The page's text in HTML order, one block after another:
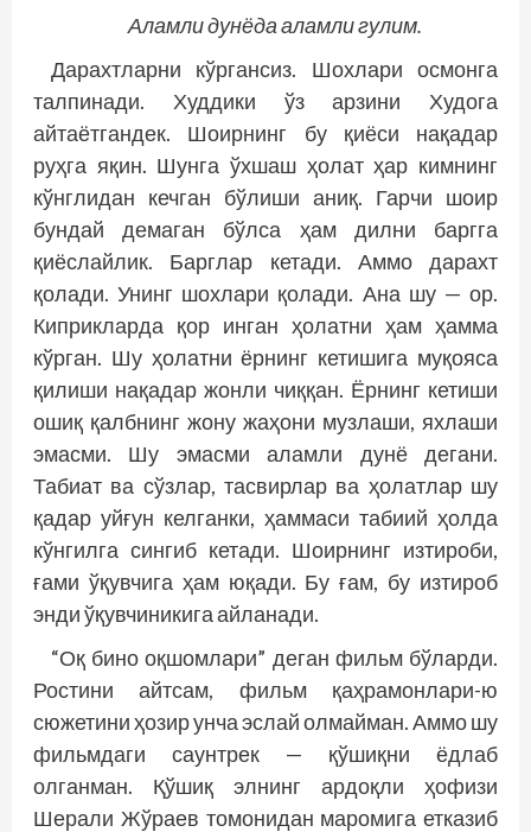
Аламли дунёда аламли гулим.
Дарахтларни кўргансиз. Шохлари осмонга
талпинади. Худдики ўз арзини Худога
айтаётгандек. Шоирнинг бу қиёси нақадар
руҳга яқин. Шунга ўхшаш ҳолат ҳар кимнинг
кўнглидан кечган бўлиши аниқ. Гарчи шоир
бундай демаган бўлса ҳам дилни баргга
қиёслайлик. Барглар кетади. Аммо дарахт
қолади. Унинг шохлари қолади. Ана шу — ор.
Киприкларда қор инган ҳолатни ҳам ҳамма
кўрган. Шу ҳолатни ёрнинг кетишига муқояса
қилиши нақадар жонли чиққан. Ёрнинг кетиши
ошиқ қалбнинг жону жаҳони музлаши, яхлаши
эмасми. Шу эмасми аламли дунё дегани.
Табиат ва сўзлар, тасвирлар ва ҳолатлар шу
қадар уйғун келганки, ҳаммаси табиий ҳолда
кўнгилга сингиб кетади. Шоирнинг изтироби,
ғами ўқувчига ҳам юқади. Бу ғам, бу изтироб
энди ўқувчиникига айланади.
“Оқ бино оқшомлари” деган фильм бўларди.
Ростини айтсам, фильм қаҳрамонлари-ю
сюжетини ҳозир унча эслай олмайман. Аммо шу
фильм­даги саунтрек — қўшиқни ёдлаб
олганман. Қўшиқ элнинг ардоқли ҳофизи
Шерали Жўраев томонидан маромига етказиб